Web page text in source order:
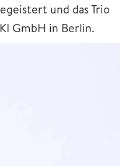
und das Trio
GmbH in Berlin.